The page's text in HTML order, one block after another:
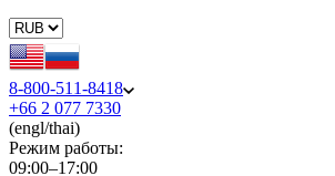
8-800-511-8418
+66 2 077 7330
(engl/thai)
Режим работы:
09:00–17:00